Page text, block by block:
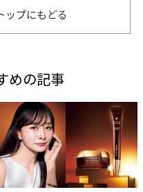
ップにもどる
めの記事